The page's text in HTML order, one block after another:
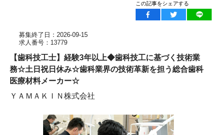
この記事をシェアする
募集終了日：2026-09-15
求人番号：13779
【歯科技工士】経験3年以上◆歯科技工に基づく技術業
務☆土日祝日休み☆歯科業界の技術革新を担う総合歯科
医療材料メーカー☆
ＹＡＭＡＫＩＮ株式会社